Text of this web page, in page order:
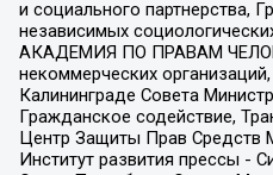
и социального партнерства,
независимых
АКАДЕМИЯ ПО ПРАВАМ
некоммерческих
Калининграде Совета
Гражданское содействие,
Центр Защиты Прав Средств
Институт развития прессы -